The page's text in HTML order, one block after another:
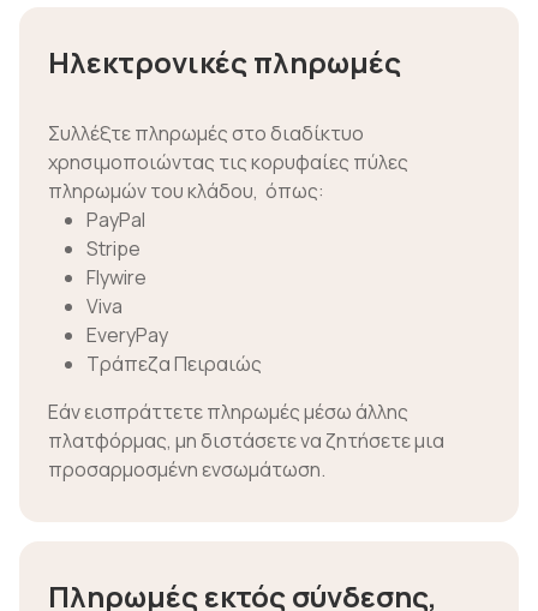
Ηλεκτρονικές πληρωμές
Συλλέξτε πληρωμές στο διαδίκτυο
χρησιμοποιώντας τις κορυφαίες πύλες
πληρωμών του κλάδου, όπως:
PayPal
Stripe
Flywire
Viva
EveryPay
Τράπεζα Πειραιώς
Εάν εισπράττετε πληρωμές μέσω άλλης
πλατφόρμας, μη διστάσετε να ζητήσετε μια
προσαρμοσμένη ενσωμάτωση.
Πληρωμές εκτός σύνδεσης,